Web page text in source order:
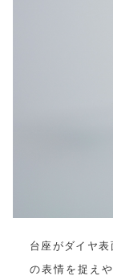
台座がダイヤ
の表情を捉え